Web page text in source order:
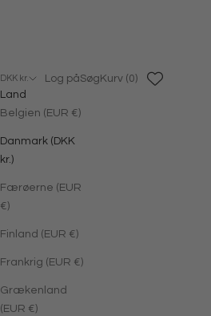
DKK kr.
Land
Belgien (EUR €)
Danmark (DKK
kr.)
Færøerne (EUR
€)
Finland (EUR €)
Frankrig (EUR €)
Grækenland
(EUR €)
Log på
Log påSøg
SøgKurv
Kurv (0)